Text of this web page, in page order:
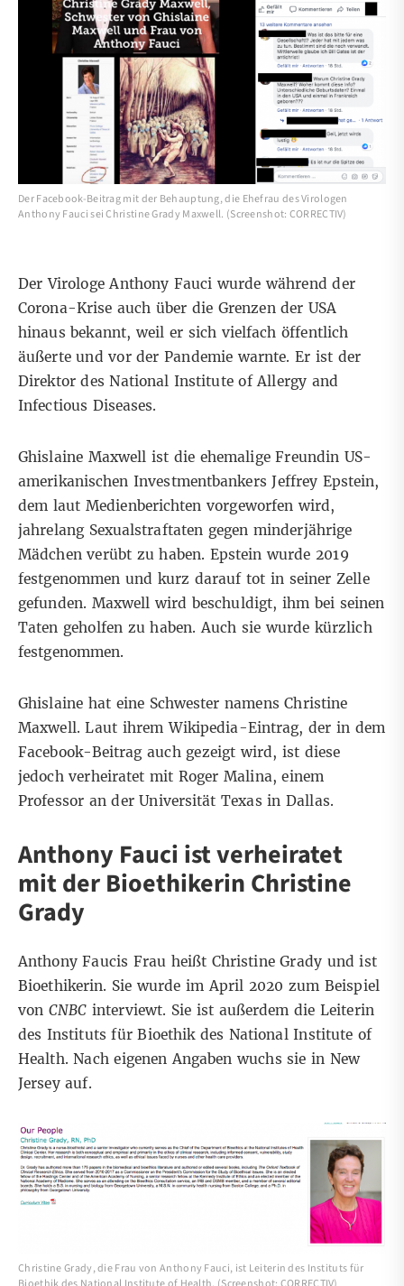
Der Facebook-Beitrag mit der Behauptung, die Ehefrau des Virologen
Anthony Fauci sei Christine Grady Maxwell. (Screenshot: CORRECTIV)
Der Virologe Anthony Fauci wurde während der
Corona-Krise auch über die Grenzen der USA
hinaus bekannt, weil er sich vielfachöffentlich
äußerteund vor der Pandemie warnte. Er ist der
Direktor des National Institute of Allergy and
Infectious Diseases.
Ghislaine Maxwell ist die ehemalige Freundin US-
amerikanischen Investmentbankers Jeffrey Epstein,
dem laut Medienberichtenvorgeworfen wird,
jahrelang Sexualstraftaten gegen minderjährige
Mädchen verübt zu haben. Epstein wurde 2019
festgenommen und kurz darauftot in seiner Zelle
gefunden. Maxwell wird beschuldigt, ihm bei seinen
Taten geholfen zu haben. Auch sie wurde kürzlich
festgenommen.
Ghislaine hat eine Schwester namens Christine
Maxwell. Laut ihremWikipedia-Eintrag, der in dem
Facebook-Beitrag auch gezeigt wird, ist diese
jedoch verheiratet mit Roger Malina, einem
Professor an der Universität Texas in Dallas.
Anthony Fauci ist verheiratet
mit der Bioethikerin Christine
Grady
Anthony Faucis Frau heißt Christine Gradyund ist
Bioethikerin. Sie wurde im April 2020 zum Beispiel
von CNBC interviewt. Sie ist außerdem dieLeiterin
des Instituts für Bioethik des National Institute of
Health. Nacheigenen Angabenwuchs sie in New
Jersey auf.
Christine Grady, die Frau von Anthony Fauci, ist Leiterin des Instituts für